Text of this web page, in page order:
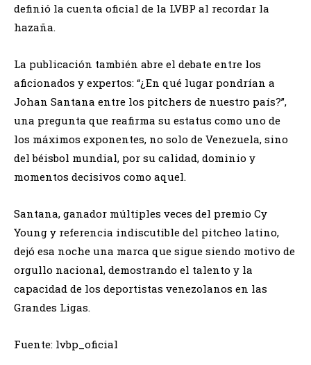
definió la cuenta oficial de la LVBP al recordar la
hazaña.
La publicación también abre el debate entre los
aficionados y expertos: “¿En qué lugar pondrían a
Johan Santana entre los pitchers de nuestro país?”,
una pregunta que reafirma su estatus como uno de
los máximos exponentes, no solo de Venezuela, sino
del béisbol mundial, por su calidad, dominio y
momentos decisivos como aquel.
Santana, ganador múltiples veces del premio Cy
Young y referencia indiscutible del pitcheo latino,
dejó esa noche una marca que sigue siendo motivo de
orgullo nacional, demostrando el talento y la
capacidad de los deportistas venezolanos en las
Grandes Ligas.
Fuente: lvbp_oficial